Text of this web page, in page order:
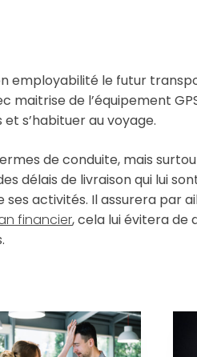
employabilité le futur
de l’équipement
s’habituer au voyage.
de conduite, mais
délais de livraison qui lui
activités. Il assurera par
financier, cela lui évitera de